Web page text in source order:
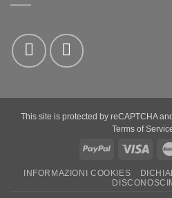
This site is protected by reCAPTCHA
Terms of
PayPal Visa
INFORMAZIONI COOKIES